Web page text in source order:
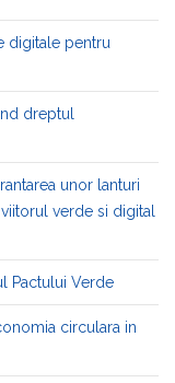
digitale pentru
dreptul
unor lanturi
verde si digital
Pactului Verde
circulara in